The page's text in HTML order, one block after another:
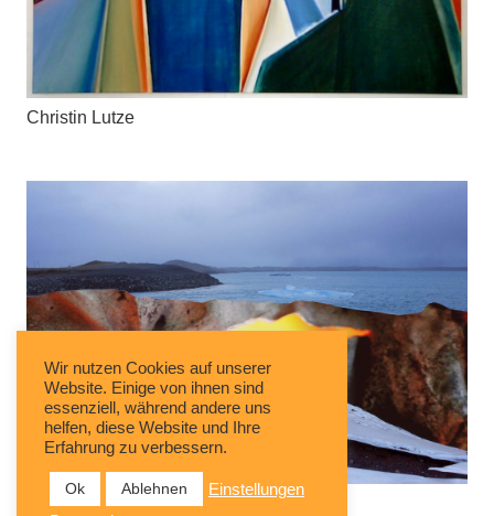
Christin Lutze
Charlotte Bastian
Wir nutzen Cookies auf unserer
Website. Einige von ihnen sind
essenziell, während andere uns
helfen, diese Website und Ihre
Erfahrung zu verbessern.
Ok Ablehnen
Einstellungen